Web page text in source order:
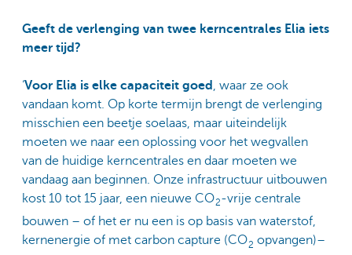
Geeft de verlenging van twee kerncentrales Elia iets
meer tijd?
‘Voor Elia is elke capaciteit goed , waar ze ook
vandaan komt. Op korte termijn brengt de verlenging
misschien een beetje soelaas, maar uiteindelijk
moeten we naar een oplossing voor het wegvallen
van de huidige kerncentrales en daar moeten we
vandaag aan beginnen. Onze infrastructuur uitbouwen
kost 10 tot 15 jaar, een nieuwe CO2-vrije centrale
bouwen – of het er nu een is op basis van waterstof,
kernenergie of met carbon capture (CO2 opvangen)–